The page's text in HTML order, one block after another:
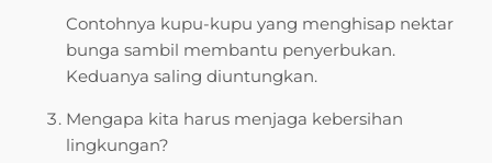
Contohnya kupu-kupu yang menghisap nektar
bunga sambil membantu penyerbukan.
Keduanya saling diuntungkan.
Mengapa kita harus menjaga kebersihan
lingkungan?